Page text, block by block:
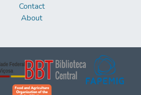
Contact
About